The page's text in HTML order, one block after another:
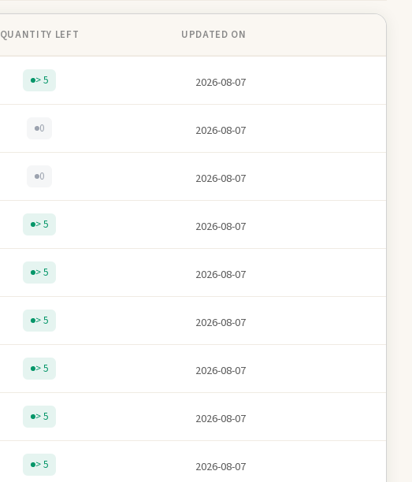
QUANTITY LEFT UPDATED ON
> 5 2026-08-07
0 2026-08-07
0 2026-08-07
> 5 2026-08-07
> 5 2026-08-07
> 5 2026-08-07
> 5 2026-08-07
> 5 2026-08-07
> 5 2026-08-07